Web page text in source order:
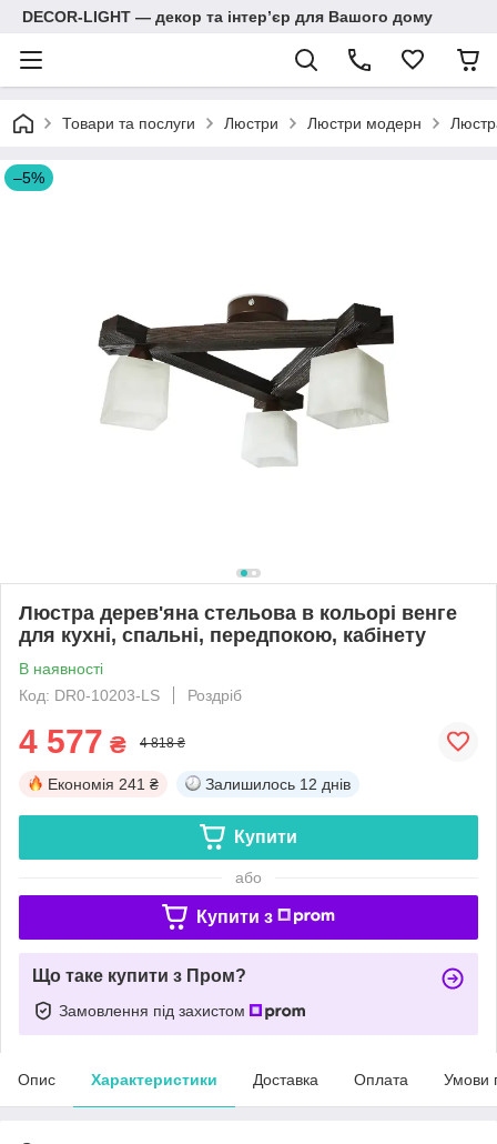
DECOR-LIGHT — декор та інтерʼєр для Вашого дому
Товари та послуги Люстри Люстри модерн
–5%
Люстра дерев'яна стельова в кольорі венге
для кухні, спальні, передпокою, кабінету
В наявності
Код: DR0-10203-LS
Роздріб
4 577 ₴ 4 818 ₴
Економія 241 ₴ Залишилось 12 днів
Купити
або
Купити з
Що таке купити з Пром?
Замовлення під захистом
Опис Характеристики Доставка Оплата Умови